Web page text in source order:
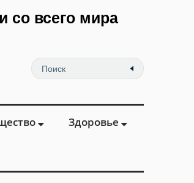
со всего мира
Здоровье